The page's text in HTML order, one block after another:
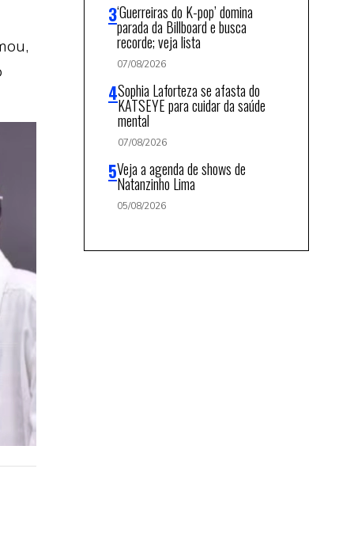
‘Guerreiras do K-pop’ domina
parada da Billboard e busca
recorde; veja lista
07/08/2026
Sophia Laforteza se afasta do
KATSEYE para cuidar da saúde
mental
07/08/2026
Veja a agenda de shows de
Natanzinho Lima
05/08/2026